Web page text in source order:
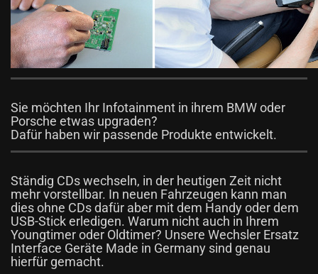
Sie möchten Ihr Infotainment in ihrem BMW oder
Porsche etwas upgraden?
Dafür haben wir passende Produkte entwickelt.
Ständig CDs wechseln, in der heutigen Zeit nicht
mehr vorstellbar. In neuen Fahrzeugen kann man
dies ohne CDs dafür aber mit dem Handy oder dem
USB-Stick erledigen. Warum nicht auch in Ihrem
Youngtimer oder Oldtimer? Unsere Wechsler Ersatz
Interface Geräte Made in Germany sind genau
hierfür gemacht.